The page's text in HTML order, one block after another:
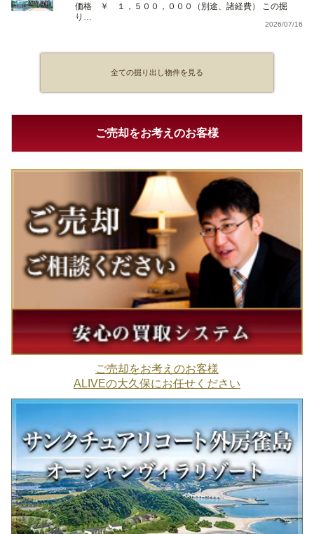
価格 ￥ １，５００，０００（別途、諸経費） この掘
り…
2026/07/16
全ての掘り出し物件を見る
ご売却をお考えのお客様
ご売却をお考えのお客様
ALIVEの大久保にお任せください